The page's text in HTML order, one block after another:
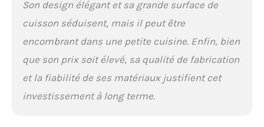
Son design élégant et sa grande surface de
cuisson séduisent, mais il peut être
encombrant dans une petite cuisine. Enfin, bien
que son prix soit élevé, sa qualité de fabrication
et la fiabilité de ses matériaux justifient cet
investissement à long terme.